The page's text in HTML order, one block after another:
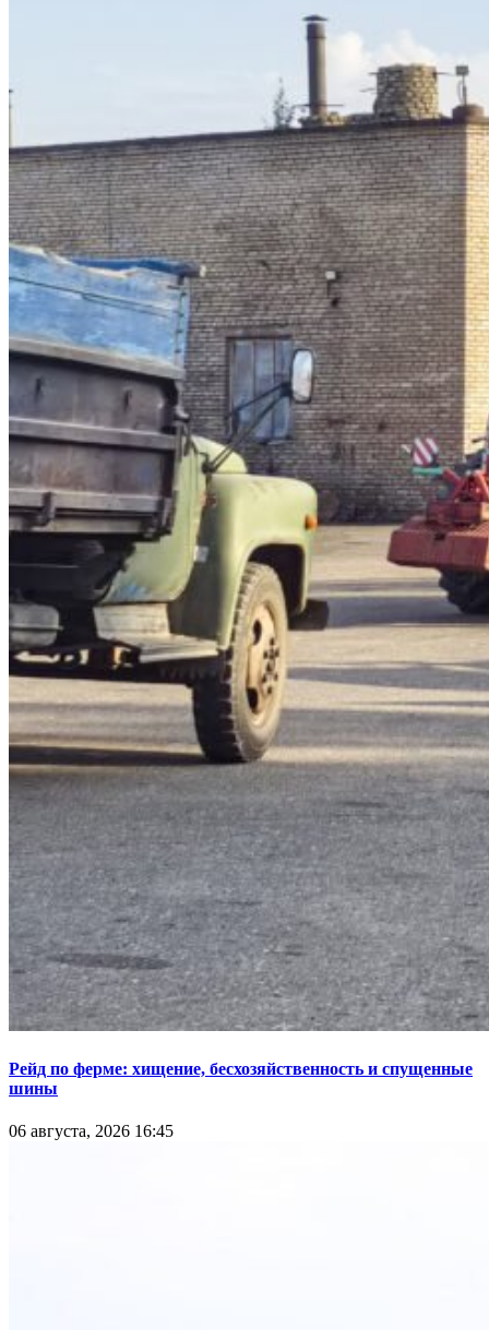
Рейд по ферме: хищение, бесхозяйственность и спущенные
шины
06 августа, 2026 16:45